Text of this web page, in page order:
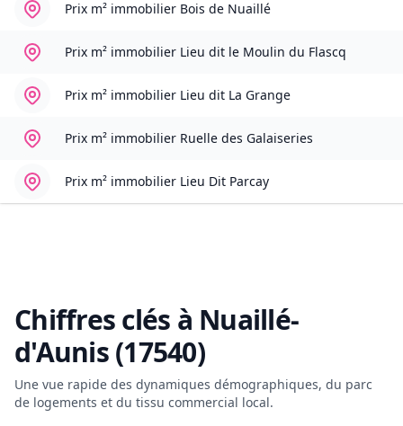
Prix m² immobilier Bois de Nuaillé
Prix m² immobilier Lieu dit le Moulin du Flascq
Prix m² immobilier Lieu dit La Grange
Prix m² immobilier Ruelle des Galaiseries
Prix m² immobilier Lieu Dit Parcay
Chiffres clés à Nuaillé-
d'Aunis (17540)
Une vue rapide des dynamiques démographiques, du parc
de logements et du tissu commercial local.